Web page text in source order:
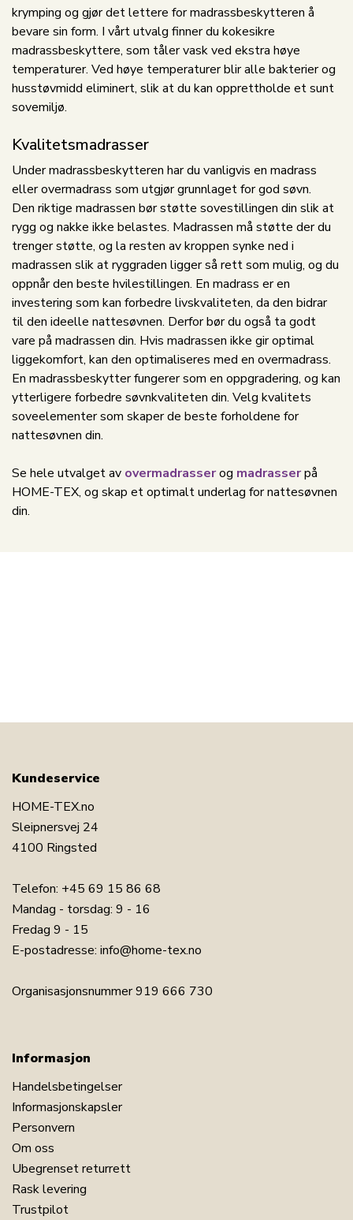
krymping og gjør det lettere for madrassbeskytteren å
bevare sin form. I vårt utvalg finner du kokesikre
madrassbeskyttere, som tåler vask ved ekstra høye
temperaturer. Ved høye temperaturer blir alle bakterier og
husstøvmidd eliminert, slik at du kan opprettholde et sunt
sovemiljø.
Kvalitetsmadrasser
Under madrassbeskytteren har du vanligvis en madrass
eller overmadrass som utgjør grunnlaget for god søvn.
Den riktige madrassen bør støtte sovestillingen din slik at
rygg og nakke ikke belastes. Madrassen må støtte der du
trenger støtte, og la resten av kroppen synke ned i
madrassen slik at ryggraden ligger så rett som mulig, og du
oppnår den beste hvilestillingen. En madrass er en
investering som kan forbedre livskvaliteten, da den bidrar
til den ideelle nattesøvnen. Derfor bør du også ta godt
vare på madrassen din. Hvis madrassen ikke gir optimal
liggekomfort, kan den optimaliseres med en overmadrass.
En madrassbeskytter fungerer som en oppgradering, og kan
ytterligere forbedre søvnkvaliteten din. Velg kvalitets
soveelementer som skaper de beste forholdene for
nattesøvnen din.
Se hele utvalget av overmadrasserog madrasserpå
HOME-TEX, og skap et optimalt underlag for nattesøvnen
din.
Kundeservice
HOME-TEX.no
Sleipnersvej 24
4100 Ringsted
Telefon: +45 69 15 86 68
Mandag - torsdag: 9 - 16
Fredag 9 - 15
E-postadresse: info@home-tex.no
Organisasjonsnummer 919 666 730
Informasjon
Handelsbetingelser
Informasjonskapsler
Personvern
Om oss
Ubegrenset returrett
Rask levering
Trustpilot